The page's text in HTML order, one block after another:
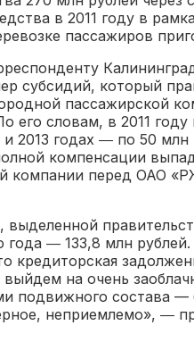
в 2011 году в
пассажиров
субсидий, который
пассажирской
его словам, в 2011
и 2013 годах ― по 50
компенсации
компании перед ОАО
выделенной
года ― 133,8 млн
кредиторская
на очень
подвижного состава —
неприемлемо», ―